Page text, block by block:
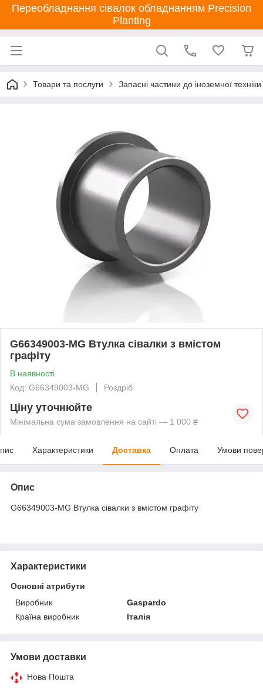
Переобладнання сівалок обладнанням Precision
Planting
Товари та послуги Запасні частини до іноземної техніки
G66349003-MG Втулка сівалки з вмістом
графіту
В наявності
Код: G66349003-MG
Роздріб
Ціну уточнюйте
Мінімальна сума замовлення на сайті — 1 000 ₴
Характеристики Доставка Оплата Умови
Опис
G66349003-MG Втулка сівалки з вмістом графіту
Характеристики
Основні атрибути
Виробник
Gaspardo
Країна виробник
Італія
Умови доставки
Нова Пошта